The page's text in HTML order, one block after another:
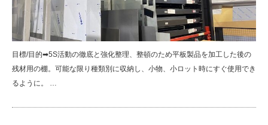
目標/目的➡5S活動の徹底と強化整理、整頓のため平板製品を加工した後の
残材用の棚。可能な限り種類別に収納し、小物、小ロット時にすぐ使用でき
るように。 …